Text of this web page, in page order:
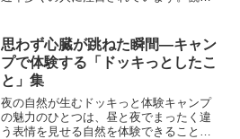
楽しむ」という新しい価値が生まれま
す。ホテルや旅館では味わえ...
思わず心臓が跳ねた瞬間―キャン
プで体験する「ドッキっとしたこ
と」集
夜の自然が生むドッキっと体験キャンプ
の魅力のひとつは、昼と夜でまったく違
う表情を見せる自然を体験できることで